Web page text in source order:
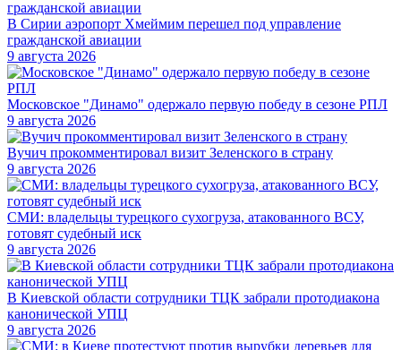
В Сирии аэропорт Хмеймим перешел под управление
гражданской авиации
9 августа 2026
Московское "Динамо" одержало первую победу в сезоне РПЛ
9 августа 2026
Вучич прокомментировал визит Зеленского в страну
9 августа 2026
СМИ: владельцы турецкого сухогруза, атакованного ВСУ,
готовят судебный иск
9 августа 2026
В Киевской области сотрудники ТЦК забрали протодиакона
канонической УПЦ
9 августа 2026